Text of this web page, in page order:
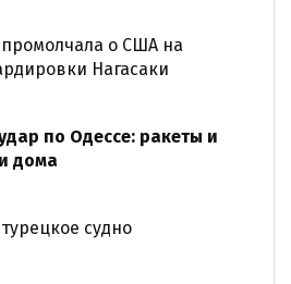
о США на
Нагасаки
по Одессе: ракеты и
дома
судно